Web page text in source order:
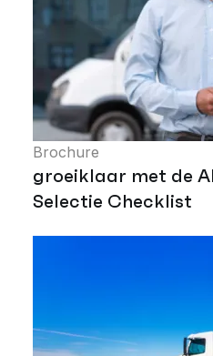
Brochure
groeiklaar met de
Selectie Checklist